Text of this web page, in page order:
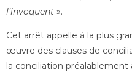
l’invoquent ».
Cet arrêt appelle à la plus
œuvre des clauses de
la conciliation